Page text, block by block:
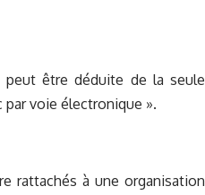
peut être déduite de la seule
par voie électronique ».
rattachés à une organisation